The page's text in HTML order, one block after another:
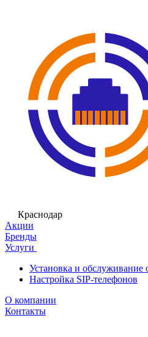
Краснодар
Акции
Бренды
Услуги
Установка и
Настройка SIP-телефонов
О компании
Контакты